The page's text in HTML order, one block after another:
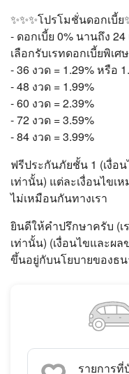
✨✨✨โปรโมชั่นดอกเบี้ย
- ดอกเบี้ย 0% นานถึง
เลือกรับเรทดอกเบี้ยพิเ
- 36 งวด = 1.29% หรือ
- 48 งวด = 1.99%
- 60 งวด = 2.39%
- 72 งวด = 3.59%
- 84 งวด = 3.99%
ฟรีประกันภัยชั้น 1 (เงื่อ
เท่านั้น) แต่ละเงื่อนไข
ไม่เหมือนกันทางเรา
ยินดีให้คำปรึกษาครับ (เ
เท่านั้น) (เงื่อนไขและผ
ขึ้นอยู่กับนโยบายของธ
รายการที่